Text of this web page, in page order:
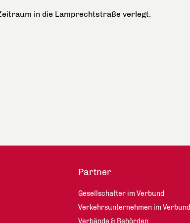
in die Lamprechtstraße verlegt.
Partner
Gesellschafter im Verbund
Verkehrsunternehmen im Verbund